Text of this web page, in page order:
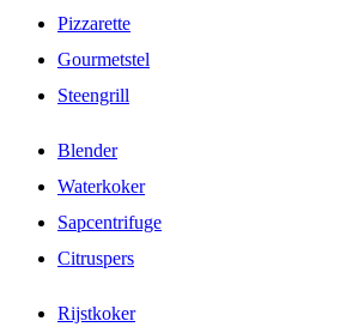
Pizzarette
Gourmetstel
Steengrill
Blender
Waterkoker
Sapcentrifuge
Citruspers
Rijstkoker